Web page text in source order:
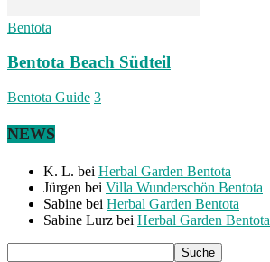
Bentota
Bentota Beach Südteil
Bentota Guide 3
NEWS
K. L. bei Herbal Garden Bentota
Jürgen bei Villa Wunderschön Bentota
Sabine bei Herbal Garden Bentota
Sabine Lurz bei Herbal Garden Bentota